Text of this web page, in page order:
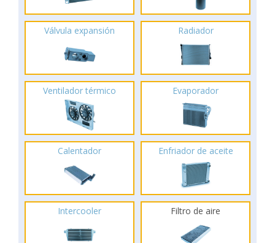
Válvula expansión Radiador
Ventilador térmico Evaporador
Calentador Enfriador de aceite
Intercooler Filtro de aire